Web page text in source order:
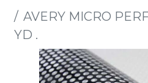
AVERY MICRO
YD .